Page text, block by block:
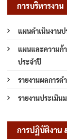
การบริหารงาน
แผนดำเนินงานป
แผนและความก้
ประจำปี
รายงานผลการด
รายงานประเมิน
การปฏิบัติงาน